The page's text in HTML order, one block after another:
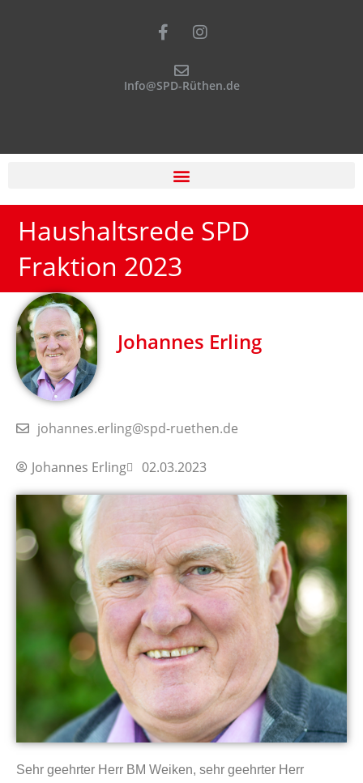
Info@SPD-Rüthen.de
Haushaltsrede SPD
Fraktion 2023
Johannes Erling
johannes.erling@spd-ruethen.de
Johannes Erling 02.03.2023
Sehr geehrter Herr BM Weiken, sehr geehrter Herr